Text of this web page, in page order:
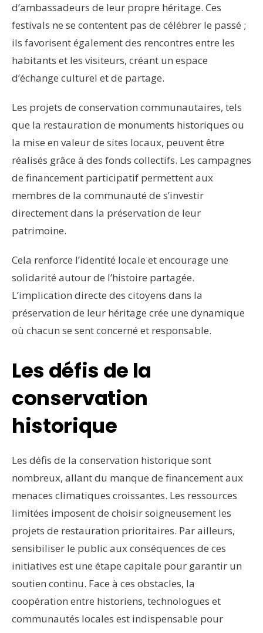
d’ambassadeurs de leur propre héritage. Ces
festivals ne se contentent pas de célébrer le passé ;
ils favorisent également des rencontres entre les
habitants et les visiteurs, créant un espace
d’échange culturel et de partage.
Les projets de conservation communautaires, tels
que la restauration de monuments historiques ou
la mise en valeur de sites locaux, peuvent être
réalisés grâce à des fonds collectifs. Les campagnes
de financement participatif permettent aux
membres de la communauté de s’investir
directement dans la préservation de leur
patrimoine.
Cela renforce l’identité locale et encourage une
solidarité autour de l’histoire partagée.
L’implication directe des citoyens dans la
préservation de leur héritage crée une dynamique
où chacun se sent concerné et responsable.
Les défis de la
conservation
historique
Les défis de la conservation historique sont
nombreux, allant du manque de financement aux
menaces climatiques croissantes. Les ressources
limitées imposent de choisir soigneusement les
projets de restauration prioritaires. Par ailleurs,
sensibiliser le public aux conséquences de ces
initiatives est une étape capitale pour garantir un
soutien continu. Face à ces obstacles, la
coopération entre historiens, technologues et
communautés locales est indispensable pour